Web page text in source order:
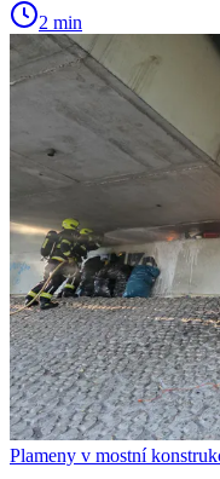
2 min
Plameny v mostní